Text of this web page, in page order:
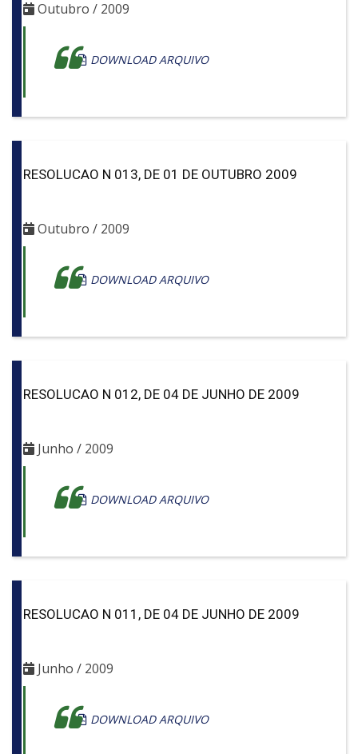
Outubro / 2009
DOWNLOAD ARQUIVO
RESOLUCAO N 013, DE 01 DE OUTUBRO 2009
Outubro / 2009
DOWNLOAD ARQUIVO
RESOLUCAO N 012, DE 04 DE JUNHO DE 2009
Junho / 2009
DOWNLOAD ARQUIVO
RESOLUCAO N 011, DE 04 DE JUNHO DE 2009
Junho / 2009
DOWNLOAD ARQUIVO